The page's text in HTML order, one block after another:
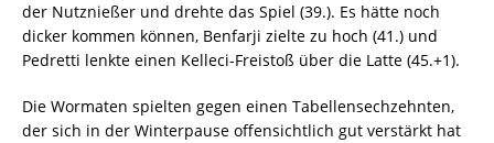
der Nutznießer und drehte das Spiel (39.). Es hätte noch
dicker kommen können, Benfarji zielte zu hoch (41.) und
Pedretti lenkte einen Kelleci-Freistoß über die Latte (45.+1).
Die Wormaten spielten gegen einen Tabellensechzehnten,
der sich in der Winterpause offensichtlich gut verstärkt hat